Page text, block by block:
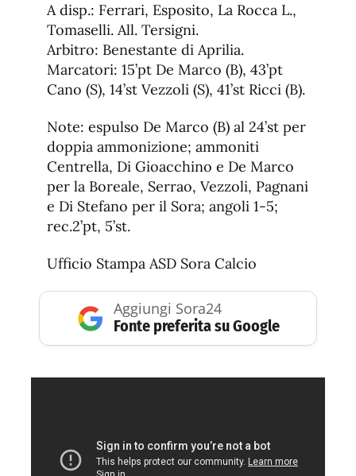
A disp.: Ferrari, Esposito, La Rocca L.,
Tomaselli. All. Tersigni.
Arbitro: Benestante di Aprilia.
Marcatori: 15’pt De Marco (B), 43’pt
Cano (S), 14’st Vezzoli (S), 41’st Ricci (B).
Note: espulso De Marco (B) al 24’st per
doppia ammonizione; ammoniti
Centrella, Di Gioacchino e De Marco
per la Boreale, Serrao, Vezzoli, Pagnani
e Di Stefano per il Sora; angoli 1-5;
rec.2’pt, 5’st.
Ufficio Stampa ASD Sora Calcio
Aggiungi Sora24
Fonte preferita su Google